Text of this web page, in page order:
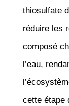
thiosulfate
réduire les
composé
l’eau,
cette étape